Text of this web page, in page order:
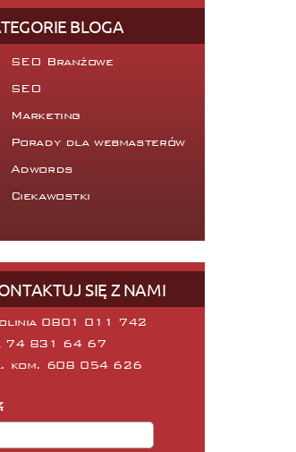
BLOGA
SEO Branżowe
SEO
Marketing
Porady dla webmasterów
Adwords
Ciekawostki
SIĘ Z NAMI
0801 011 742
74 831 64 67
kom. 608 054 626